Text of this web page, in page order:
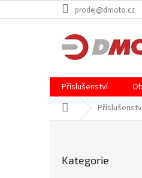
na
prodej@dmoto.cz
Příslušenství
Domů
kategorie
Kategorie